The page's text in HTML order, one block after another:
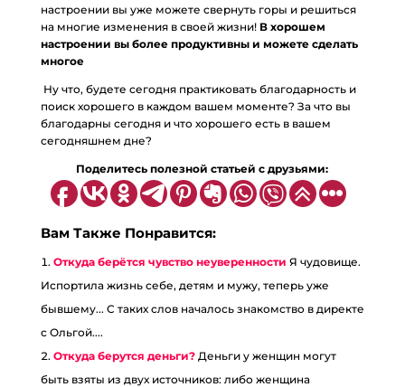
настроении вы уже можете свернуть горы и решиться
на многие изменения в своей жизни! В хорошем
настроении вы более продуктивны и можете сделать
многое
Ну что, будете сегодня практиковать благодарность и
поиск хорошего в каждом вашем моменте? За что вы
благодарны сегодня и что хорошего есть в вашем
сегодняшнем дне?
Поделитесь полезной статьей с друзьями:
Вам Также Понравится:
Откуда берётся чувство неуверенности Я чудовище.
Испортила жизнь себе, детям и мужу, теперь уже
бывшему... С таких слов началось знакомство в директе
с Ольгой....
Откуда берутся деньги? Деньги у женщин могут
быть взяты из двух источников: либо женщина